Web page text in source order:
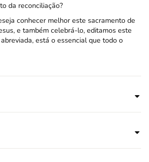
da reconciliação?
conhecer melhor este sacramento de
e também celebrá-lo, editamos este
está o essencial que todo o